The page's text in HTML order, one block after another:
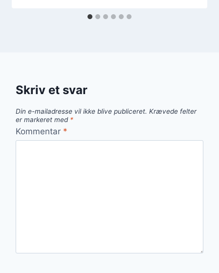
Skriv et svar
Din e-mailadresse vil ikke blive publiceret. Krævede felter
er markeret med *
Kommentar *